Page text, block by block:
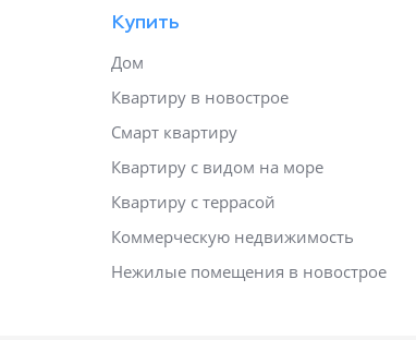
Купить
Дом
Квартиру в новострое
Смарт квартиру
Квартиру с видом на море
Квартиру с террасой
Коммерческую недвижимость
Нежилые помещения в новострое